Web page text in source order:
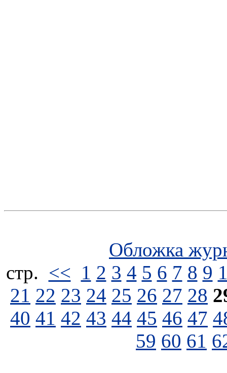
Обложка
стp. << 1 2 3 4 5 6 7 8 9
21 22 23 24 25 26 27 28
40 41 42 43 44 45 46 47
59 60 61